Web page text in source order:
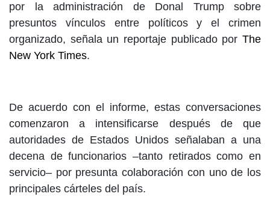
por la administración de Donal Trump sobre
presuntos vínculos entre políticos y el crimen
organizado, señala un reportaje publicado por The
New York Times.
De acuerdo con el informe, estas conversaciones
comenzaron a intensificarse después de que
autoridades de Estados Unidos señalaban a una
decena de funcionarios –tanto retirados como en
servicio– por presunta colaboración con uno de los
principales cárteles del país.